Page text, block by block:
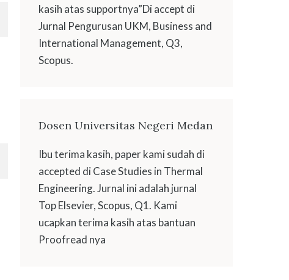
kasih atas supportnya”Di accept di
Jurnal Pengurusan UKM, Business and
International Management, Q3,
Scopus.
Dosen Universitas Negeri Medan
Ibu terima kasih, paper kami sudah di
accepted di Case Studies in Thermal
Engineering. Jurnal ini adalah jurnal
Top Elsevier, Scopus, Q1. Kami
ucapkan terima kasih atas bantuan
Proofread nya